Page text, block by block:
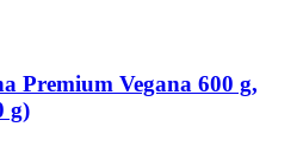
Premium Vegana 600 g,
g)